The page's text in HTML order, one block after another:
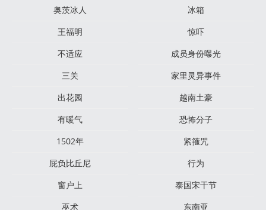
奥茨冰人
冰箱
王福明
惊吓
不适应
成员身份曝光
三关
家里灵异事件
出花园
越南土豪
有暖气
恐怖分子
1502年
紧箍咒
屁负比丘尼
行为
窗户上
泰国宋干节
巫术
东南亚